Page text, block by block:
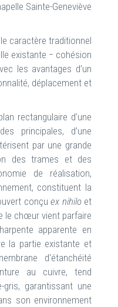
Sainte-Geneviève
caractère traditionnel
existante − cohésion
les avantages d’un
déplacement et
rectangulaire d’une
principales, d’une
par une grande
des trames et des
de réalisation,
constituent la
conçu ex nihiloet
le chœur vient parfaire
apparente en
la partie existante et
d'étanchéité
au cuivre, tend
gris, garantissant une
son environnement